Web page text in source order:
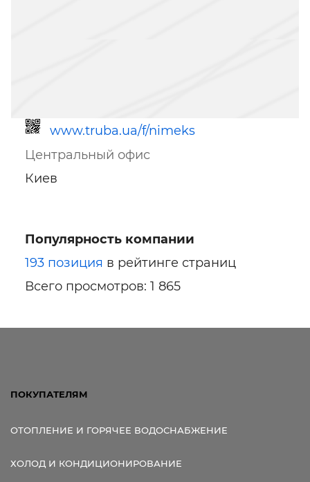
www.truba.ua/f/nimeks
Ссылка для мобильных устройств
Центральный офис
Киев
Популярность компании
193 позиция в рейтинге страниц
Всего просмотров: 1 865
ПОКУПАТЕЛЯМ
ОТОПЛЕНИЕ И ГОРЯЧЕЕ ВОДОСНАБЖЕНИЕ
ХОЛОД И КОНДИЦИОНИРОВАНИЕ